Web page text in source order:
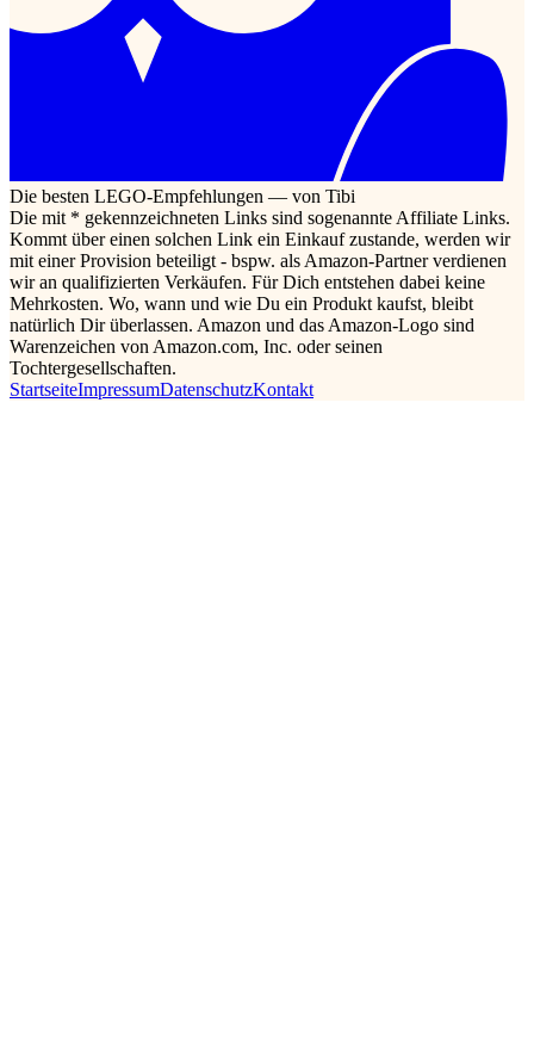
Die besten LEGO-Empfehlungen — von Tibi
Die mit * gekennzeichneten Links sind sogenannte Affiliate Links.
Kommt über einen solchen Link ein Einkauf zustande, werden wir
mit einer Provision beteiligt - bspw. als Amazon-Partner verdienen
wir an qualifizierten Verkäufen. Für Dich entstehen dabei keine
Mehrkosten. Wo, wann und wie Du ein Produkt kaufst, bleibt
natürlich Dir überlassen. Amazon und das Amazon-Logo sind
Warenzeichen von Amazon.com, Inc. oder seinen
Tochtergesellschaften.
StartseiteImpressumDatenschutzKontakt